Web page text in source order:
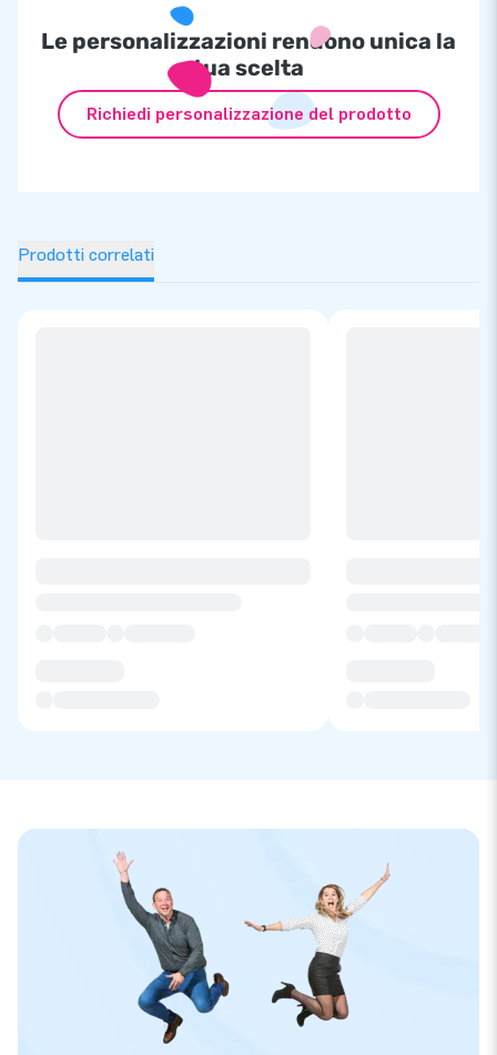
Le personalizzazioni rendono unica la
tua scelta
Richiedi personalizzazione del prodotto
Prodotti correlati